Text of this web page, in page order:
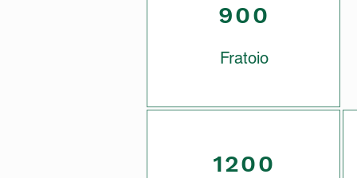
900
Fratoio
1200